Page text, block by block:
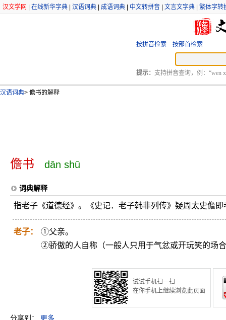
汉文学网 在线新华字典 汉语词典 成语词典 中文转拼音 文言文字典 繁体字转
按拼音检索 按部首检索
提示： 支持拼音查询，例：“wen
汉语词典> 儋书的解释
儋书 dān shū
词典解释
指老子《道德经》。《史记．老子韩非列传》疑周太史儋即
老子：
①父亲。
②骄傲的人自称（一般人只用于气忿或开玩笑的场
试试手机扫一扫
在你手机上继续浏览此页面
分享到： 更多